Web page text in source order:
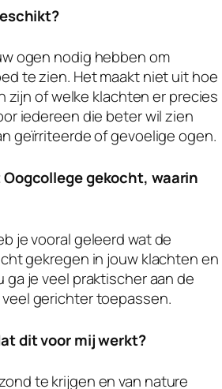
ogen nodig hebben om
te zien. Het maakt niet uit hoe
zijn of welke klachten er precies
iedereen die beter wil zien
geïrriteerde of gevoelige ogen.
gekocht, waarin
je vooral geleerd wat de
gekregen in jouw klachten en
ga je veel praktischer aan de
gerichter toepassen.
dit voor mij werkt?
te krijgen en van nature